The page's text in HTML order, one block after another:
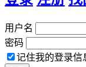
用户名
密码
记住我的登录信